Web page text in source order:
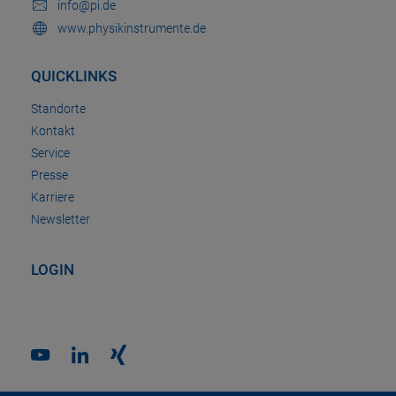
info@pi.de
www.physikinstrumente.de
QUICKLINKS
Standorte
Kontakt
Service
Presse
Karriere
Newsletter
LOGIN